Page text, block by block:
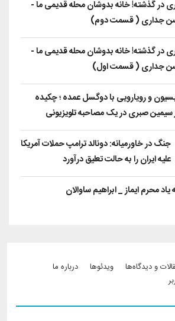
در گذشته! خانه بدوشان محله قدیمی ما -
جداری ( قسمت دوم)
در گذشته! خانه بدوشان محله قدیمی ما -
جداری ( قسمت اول)
و رویارویی با ‌دو‌گسل عمده ؛ چکیده
سیمین صبری در یک مصاحبه تلویزیونی
جنگ در خاورمیانه: دونالد ترامپ حملات آمریکا
علیه ایران را به حالت تعلیق درآورد
یاد محرم ایماز _ ابراهیم ساوالان
و دیدگاه‌ها ویدئو‌ها
درباره ما